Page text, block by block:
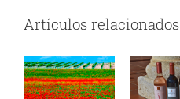
Artículos relacionados